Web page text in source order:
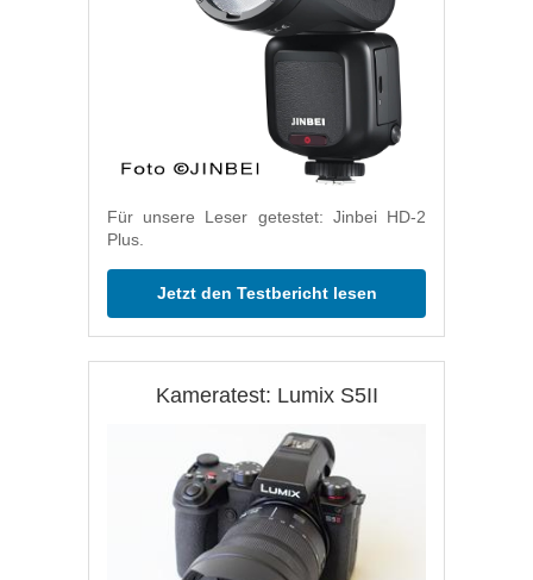
Für unsere Leser getestet: Jinbei HD-2
Plus.
Jetzt den Testbericht lesen
Kameratest: Lumix S5II